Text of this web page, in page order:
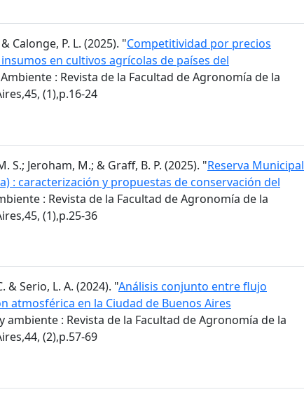
Calonge, P. L. (2025). "Competitividad por precios
en cultivos agrícolas de países del
: Revista de la Facultad de Agronomía de la
(1),p.16-24
S.; Jeroham, M.; & Graff, B. P. (2025). "Reserva Municipal
: caracterización y propuestas de conservación del
: Revista de la Facultad de Agronomía de la
(1),p.25-36
& Serio, L. A. (2024). "Análisis conjunto entre flujo
atmosférica en la Ciudad de Buenos Aires
ambiente : Revista de la Facultad de Agronomía de la
(2),p.57-69